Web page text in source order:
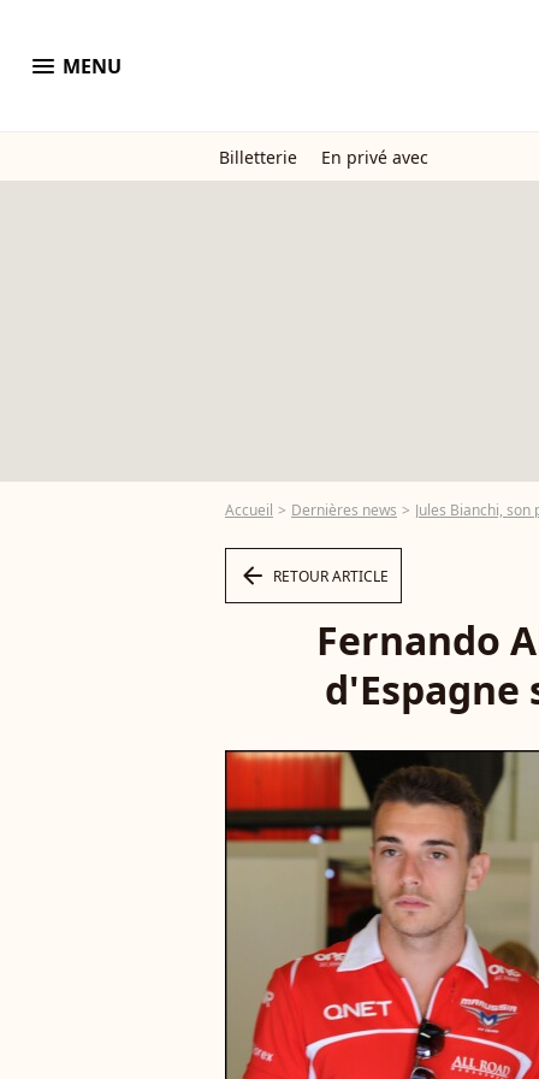
menu MENU
Billetterie En privé avec
Accueil Dernières news Jules Bianchi,
arrow_left RETOUR ARTICLE
Fernando
d'Espagne